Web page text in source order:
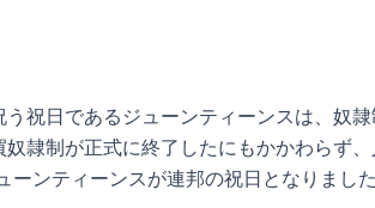
祝日であるジューンティーンスは、奴
隷制が正式に終了したにもかかわらず
ンティーンスが連邦の祝日となりました